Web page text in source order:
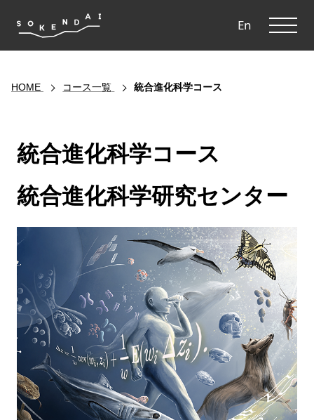
En
HOME コース一覧 統合進化科学コース
統合進化科学コース
統合進化科学研究センター